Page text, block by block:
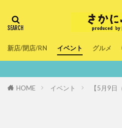
新店/閉店/RN イベント グルメ
HOME イベント 【5月9